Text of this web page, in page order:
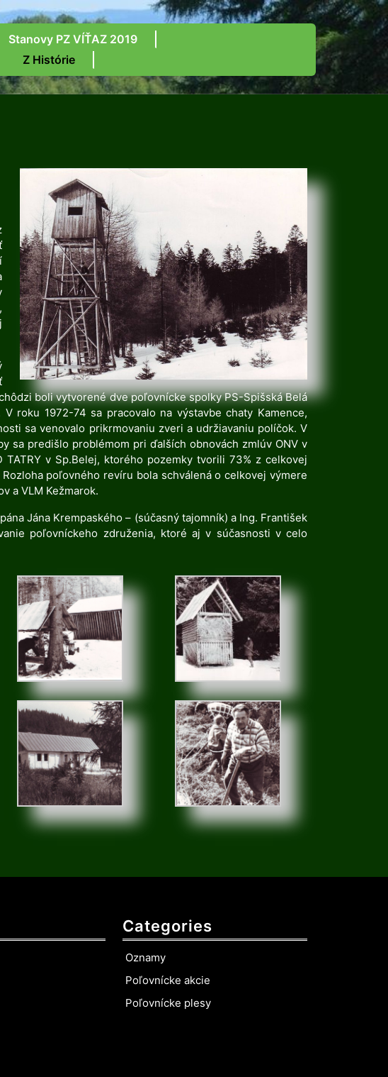
Stanovy PZ VÍŤAZ 2019
Z Histórie
boli vytvorené dve poľovnícke spolky PS-Spišská Belá
roku 1972-74 sa pracovalo na výstavbe chaty Kamence,
sa venovalo prikrmovaniu zveri a udržiavaniu políčok. V
sa predišlo problémom pri ďalších obnovách zmlúv ONV v
v Sp.Belej, ktorého pozemky tvorili 73% z celkovej
poľovného revíru bola schválená o celkovej výmere
a VLM Kežmarok.
Jána Krempaského – (súčasný tajomník) a Ing. František
poľovníckeho združenia, ktoré aj v súčasnosti v celo
Categories
Oznamy
Poľovnícke akcie
Poľovnícke plesy